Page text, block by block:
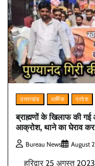
उत्तराखंड धार्मिक प्रदेश
ब्राह्मणों के खिलाफ की गई
आक्रोश, थाने का घेराव कर
Bureau News August
हरिद्वार 25 अगस्त